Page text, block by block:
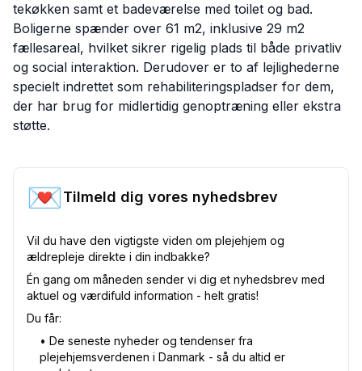
tekøkken samt et badeværelse med toilet og bad.
Boligerne spænder over 61 m2, inklusive 29 m2
fællesareal, hvilket sikrer rigelig plads til både privatliv
og social interaktion. Derudover er to af lejlighederne
specielt indrettet som rehabiliteringspladser for dem,
der har brug for midlertidig genoptræning eller ekstra
støtte.
💌Tilmeld dig vores nyhedsbrev
Vil du have den vigtigste viden om plejehjem og
ældrepleje direkte i din indbakke?
Én gang om måneden sender vi dig et nyhedsbrev med
aktuel og værdifuld information - helt gratis!
Du får:
•⁠ De seneste nyheder og tendenser fra
plejehjemsverdenen i Danmark - så du altid er